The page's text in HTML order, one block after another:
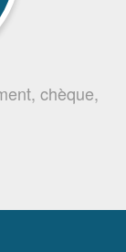
chèque,